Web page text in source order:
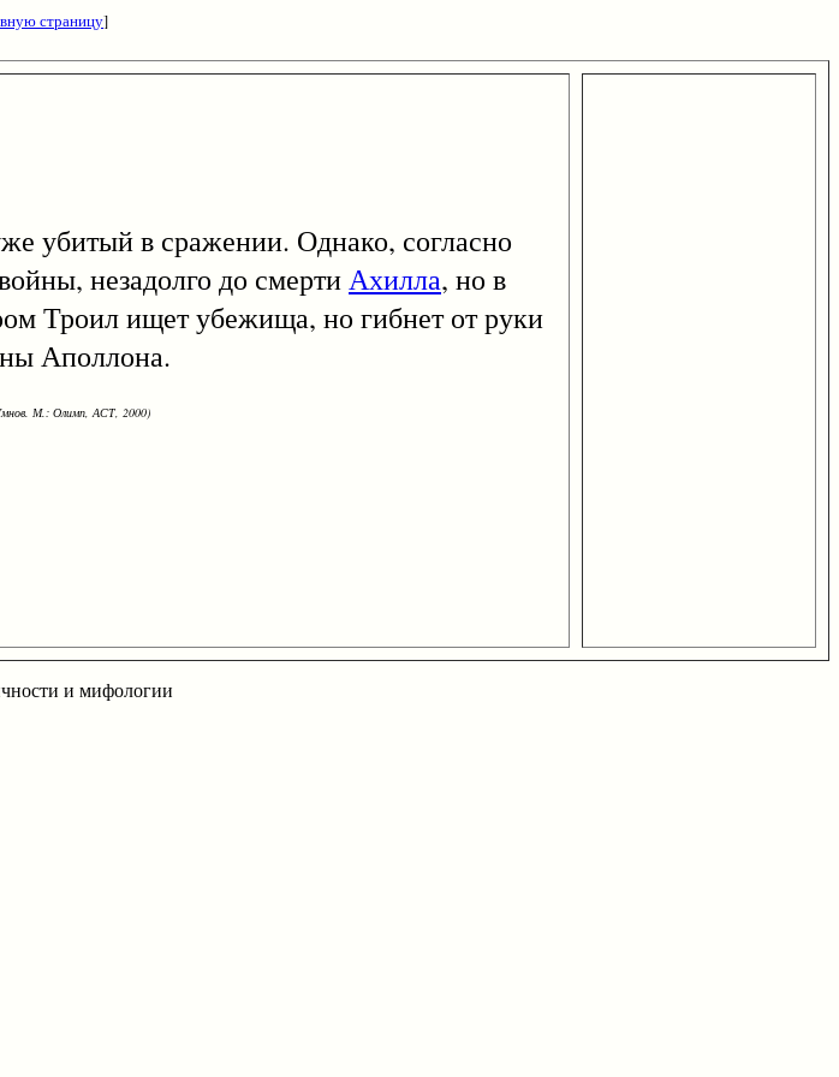
страницу]
убитый в сражении. Однако, согласно
незадолго до смертиАхилла, но в
Троил ищет убежища, но гибнет от руки
Аполлона.
М.: Олимп, АСТ, 2000)
и мифологии